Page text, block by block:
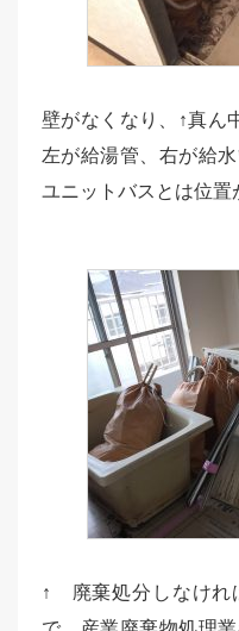
壁がなくなり、↑真ん
左が給湯管、右が給
ユニットバスとは位置
↑ 廃棄処分しなけれ